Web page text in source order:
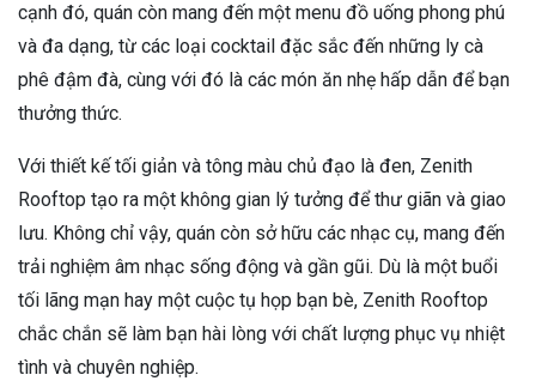
cạnh đó, quán còn mang đến một menu đồ uống phong phú
và đa dạng, từ các loại cocktail đặc sắc đến những ly cà
phê đậm đà, cùng với đó là các món ăn nhẹ hấp dẫn để bạn
thưởng thức.
Với thiết kế tối giản và tông màu chủ đạo là đen, Zenith
Rooftop tạo ra một không gian lý tưởng để thư giãn và giao
lưu. Không chỉ vậy, quán còn sở hữu các nhạc cụ, mang đến
trải nghiệm âm nhạc sống động và gần gũi. Dù là một buổi
tối lãng mạn hay một cuộc tụ họp bạn bè, Zenith Rooftop
chắc chắn sẽ làm bạn hài lòng với chất lượng phục vụ nhiệt
tình và chuyên nghiệp.